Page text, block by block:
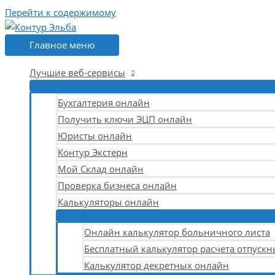
Перейти к содержимому
Главное меню
Лучшие веб-сервисы
Бухгалтерия онлайн
Получить ключи ЭЦП онлайн
Юристы онлайн
Контур Экстерн
Мой Склад онлайн
Проверка бизнеса онлайн
Калькуляторы онлайн
Онлайн калькулятор больничного листа
Бесплатный калькулятор расчета
Калькулятор декретных онлайн